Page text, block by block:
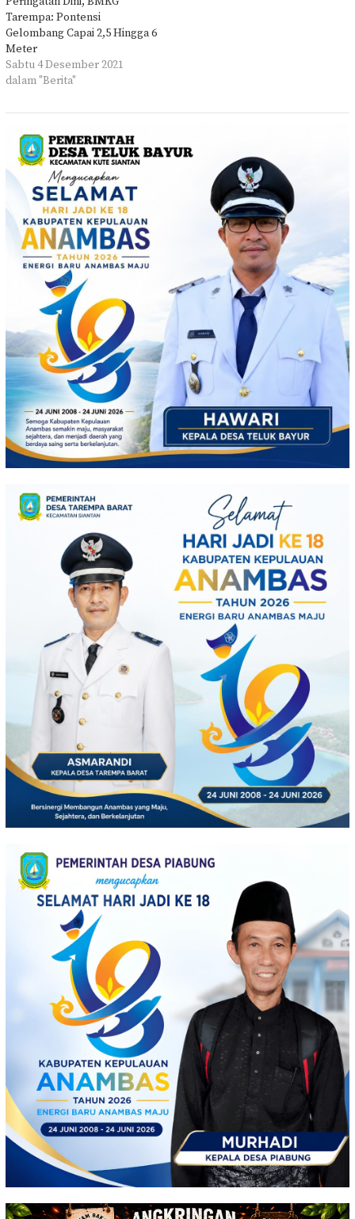
Tarempa: Pontensi
Gelombang Capai 2,5 Hingga 6
Meter
Sabtu 4 Desember 2021
dalam "Berita"